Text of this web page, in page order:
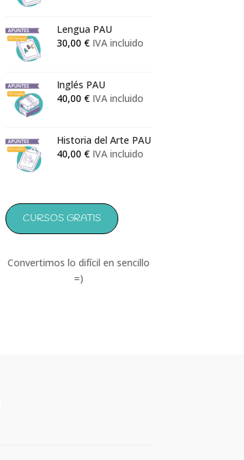
Lengua PAU
30,00 € IVA incluido
Inglés PAU
40,00 € IVA incluido
Historia del Arte PAU
40,00 € IVA incluido
CURSOS GRATIS
Convertimos lo difícil en sencillo
=)